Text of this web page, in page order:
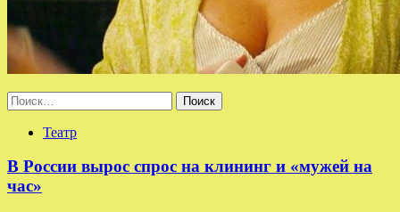
Найти:
Театр
В России вырос спрос на клининг и «мужей на
час»